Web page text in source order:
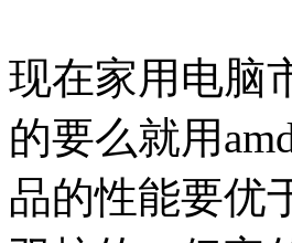
现在家用电脑
的要么就用
品的性能要优